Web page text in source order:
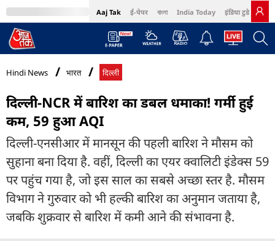
Aaj Tak ई-पेपर বাংলা India Today इंडिया टुडे हिंदी
MumbaiTak Cosmopolitan Harper's Bazaar Northeast
Hindi News भारत दिल्ली
दिल्ली-NCR में बारिश का डबल धमाका! गर्मी हुई
कम, 59 हुआ AQI
दिल्ली-एनसीआर में मानसून की पहली बारिश ने मौसम को
सुहाना बना दिया है. वहीं, दिल्ली का एयर क्वालिटी इंडेक्स 59
पर पहुंच गया है, जो इस साल का सबसे अच्छा स्तर है. मौसम
विभाग ने गुरुवार को भी हल्की बारिश का अनुमान जताया है,
जबकि शुक्रवार से बारिश में कमी आने की संभावना है.